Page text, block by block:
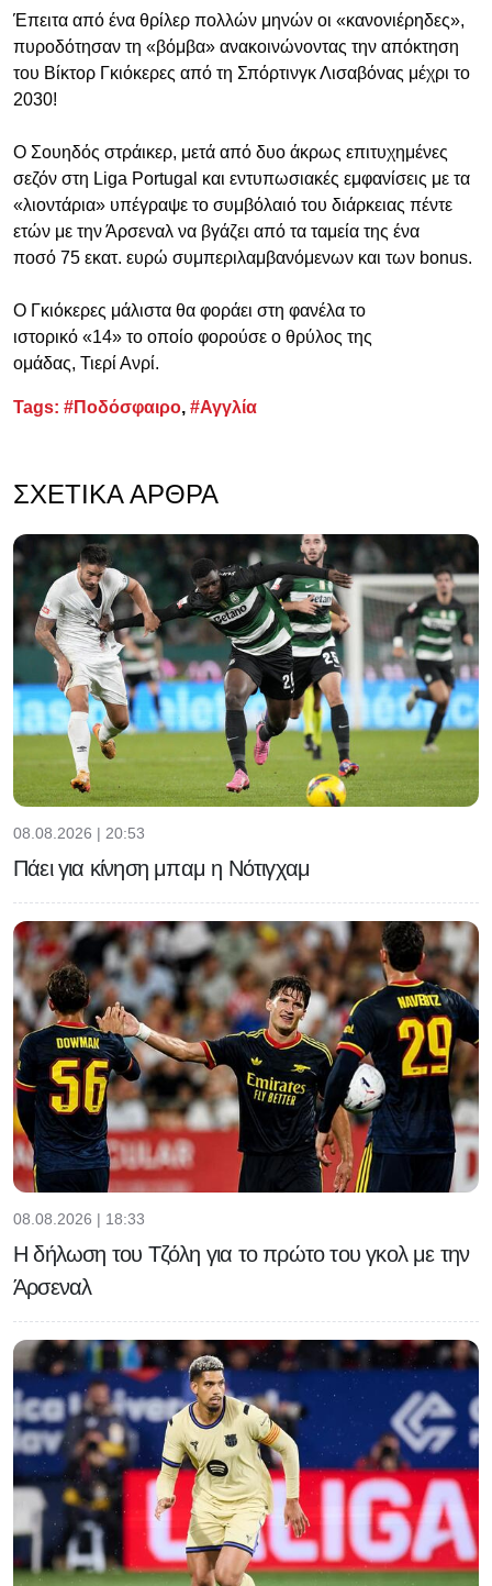
Έπειτα από ένα θρίλερ πολλών μηνών οι «κανονιέρηδες»,
πυροδότησαν τη «βόμβα» ανακοινώνοντας την απόκτηση
του Βίκτορ Γκιόκερες από τη Σπόρτινγκ Λισαβόνας μέχρι το
2030!
Ο Σουηδός στράικερ, μετά από δυο άκρως επιτυχημένες
σεζόν στη Liga Portugal και εντυπωσιακές εμφανίσεις με τα
«λιοντάρια» υπέγραψε το συμβόλαιό του διάρκειας πέντε
ετών με την Άρσεναλ να βγάζει από τα ταμεία της ένα
ποσό 75 εκατ. ευρώ συμπεριλαμβανόμενων και των bonus.
Ο Γκιόκερες μάλιστα θα φοράει στη φανέλα το
ιστορικό «14» το οποίο φορούσε ο θρύλος της
ομάδας, Τιερί Ανρί.
Tags: #Ποδόσφαιρο, #Αγγλία
ΣΧΕΤΙΚΆ ΆΡΘΡΑ
08.08.2026 | 20:53
Πάει για κίνηση μπαμ η Νότιγχαμ
08.08.2026 | 18:33
Η δήλωση του Τζόλη για το πρώτο του γκολ με την
Άρσεναλ